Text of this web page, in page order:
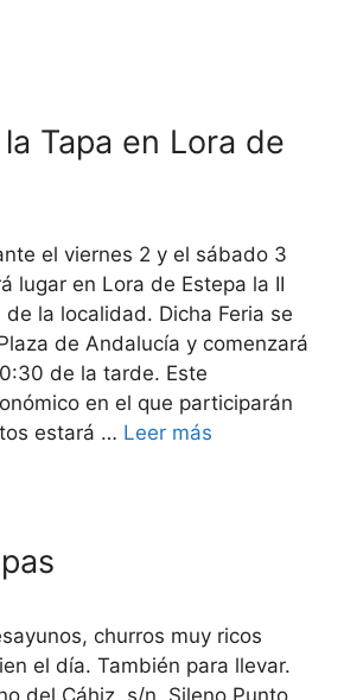
Tapa en Lora de
el viernes 2 y el sábado 3
lugar en Lora de Estepa la II
de la localidad. Dicha Feria se
de Andalucía y comenzará
de la tarde. Este
en el que participarán
estará … Leer más
churros muy ricos
el día. También para llevar.